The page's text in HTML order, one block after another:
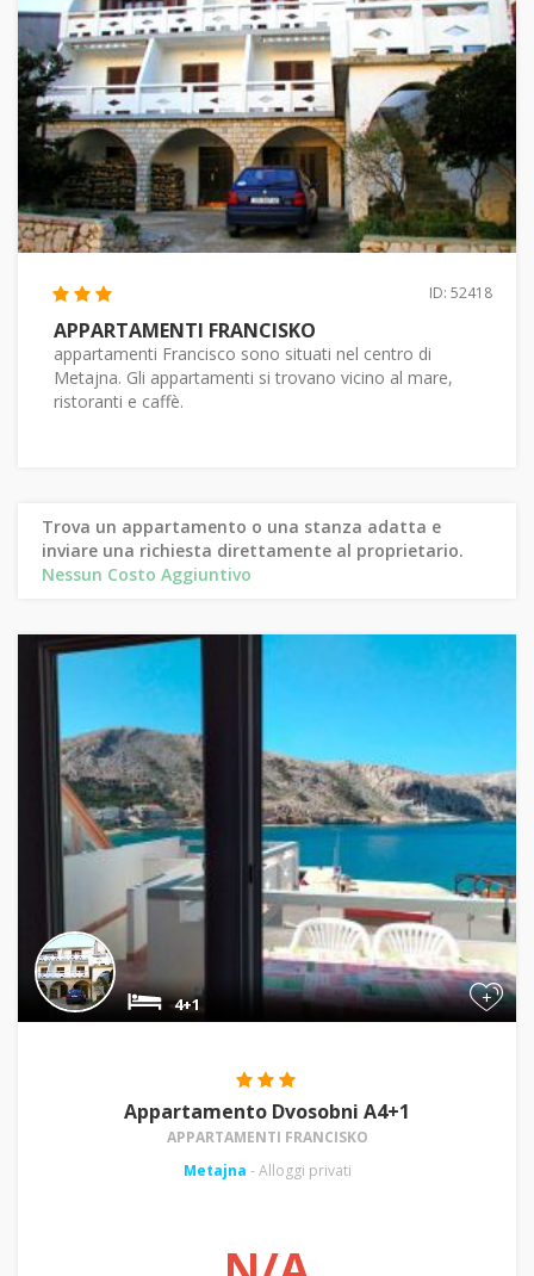
ID: 52418
APPARTAMENTI FRANCISKO
appartamenti Francisco sono situati nel centro di
Metajna. Gli appartamenti si trovano vicino al mare,
ristoranti e caffè.
Trova un appartamento o una stanza adatta e
inviare una richiesta direttamente al proprietario.
Nessun Costo Aggiuntivo
+
4+1
Appartamento Dvosobni A4+1
APPARTAMENTI FRANCISKO
Metajna - Alloggi privati